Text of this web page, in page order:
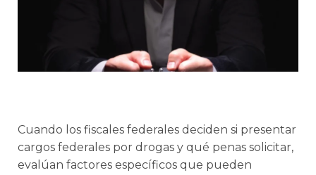
Cuando los fiscales federales deciden si presentar
cargos federales por drogas y qué penas solicitar,
evalúan factores específicos que pueden